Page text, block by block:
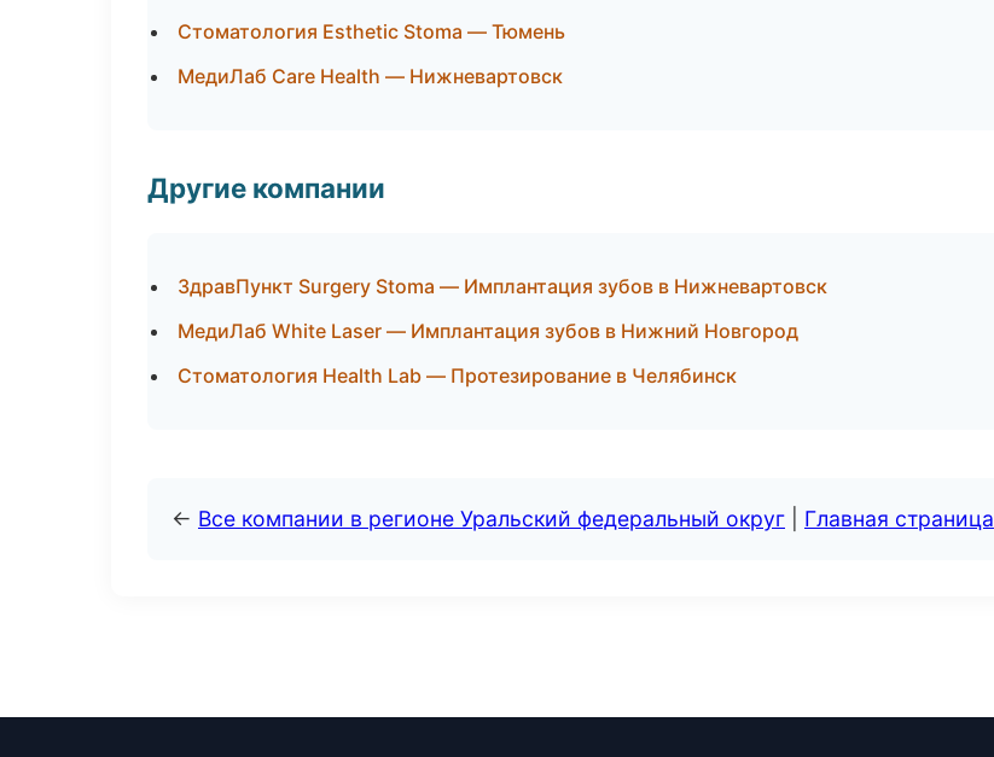
Стоматология Esthetic Stoma — Тюмень
МедиЛаб Care Health — Нижневартовск
Другие компании
ЗдравПункт Surgery Stoma — Имплантация зубов в Нижневартовск
МедиЛаб White Laser — Имплантация зубов в Нижний Новгород
Стоматология Health Lab — Протезирование в Челябинск
← Все компании в регионе Уральский федеральный округ Главная страница